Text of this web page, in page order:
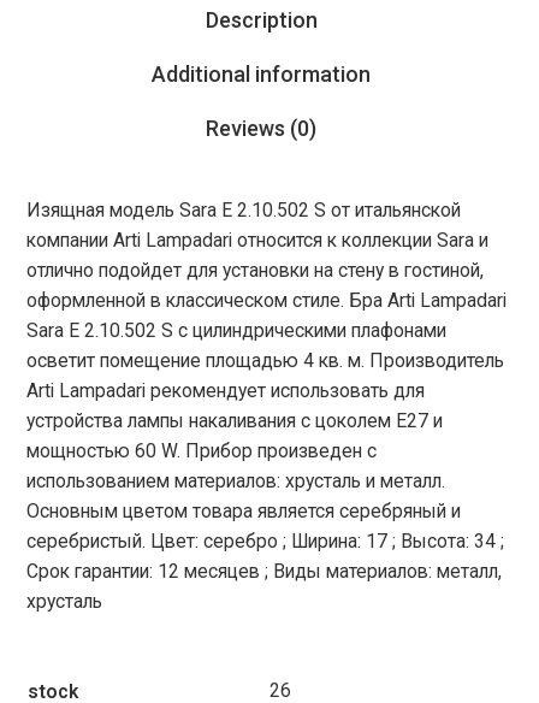
Description
Additional information
Reviews (0)
Изящная модель Sara E 2.10.502 S от итальянской
компании Arti Lampadari относится к коллекции Sara и
отлично подойдет для установки на стену в гостиной,
оформленной в классическом стиле. Бра Arti Lampadari
Sara E 2.10.502 S с цилиндрическими плафонами
осветит помещение площадью 4 кв. м. Производитель
Arti Lampadari рекомендует использовать для
устройства лампы накаливания с цоколем E27 и
мощностью 60 W. Прибор произведен с
использованием материалов: хрусталь и металл.
Основным цветом товара является серебряный и
серебристый. Цвет: серебро ; Ширина: 17 ; Высота: 34 ;
Срок гарантии: 12 месяцев ; Виды материалов: металл,
хрусталь
stock
26